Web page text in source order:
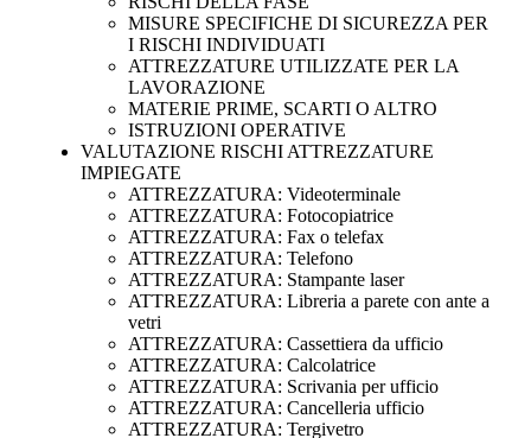
MISURE SPECIFICHE DI SICUREZZA PER
I RISCHI INDIVIDUATI
ATTREZZATURE UTILIZZATE PER LA
LAVORAZIONE
MATERIE PRIME, SCARTI O ALTRO
ISTRUZIONI OPERATIVE
VALUTAZIONE RISCHI ATTREZZATURE
IMPIEGATE
ATTREZZATURA: Videoterminale
ATTREZZATURA: Fotocopiatrice
ATTREZZATURA: Fax o telefax
ATTREZZATURA: Telefono
ATTREZZATURA: Stampante laser
ATTREZZATURA: Libreria a parete con ante a
vetri
ATTREZZATURA: Cassettiera da ufficio
ATTREZZATURA: Calcolatrice
ATTREZZATURA: Scrivania per ufficio
ATTREZZATURA: Cancelleria ufficio
ATTREZZATURA: Tergivetro